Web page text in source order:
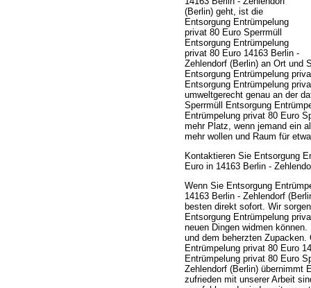
(Berlin) geht, ist die
Entsorgung Entrümpelung
privat 80 Euro Sperrmüll
Entsorgung Entrümpelung
privat 80 Euro 14163 Berlin -
Zehlendorf (Berlin) an Ort und
Entsorgung Entrümpelung
Entsorgung Entrümpelung
umweltgerecht genau an der
Sperrmüll Entsorgung
Entrümpelung privat 80 Euro
mehr Platz, wenn jemand ein
mehr wollen und Raum für
Kontaktieren Sie Entsorgung
Euro in 14163 Berlin -
Wenn Sie Entsorgung
14163 Berlin - Zehlendorf
besten direkt sofort. Wir
Entsorgung Entrümpelung
neuen Dingen widmen
und dem beherzten
Entrümpelung privat 80 Euro
Entrümpelung privat 80 Euro
Zehlendorf (Berlin) übernimmt
zufrieden mit unserer Arbeit